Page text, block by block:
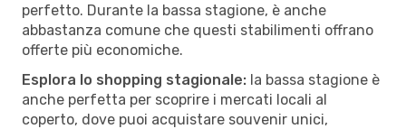
perfetto. Durante la bassa stagione, è anche
abbastanza comune che questi stabilimenti offrano
offerte più economiche.
Esplora lo shopping stagionale: la bassa stagione è
anche perfetta per scoprire i mercati locali al
coperto, dove puoi acquistare souvenir unici,